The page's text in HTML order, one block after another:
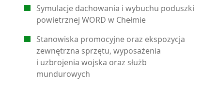
Symulacje dachowania i wybuchu poduszki
powietrznej WORD w Chełmie
Stanowiska promocyjne oraz ekspozycja
zewnętrzna sprzętu, wyposażenia
i uzbrojenia wojska oraz służb
mundurowych